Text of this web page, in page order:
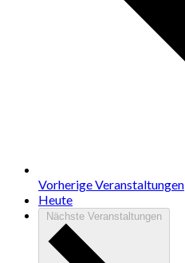
VorherigeVeranstaltungen
Heute
Nächste Veranstaltungen